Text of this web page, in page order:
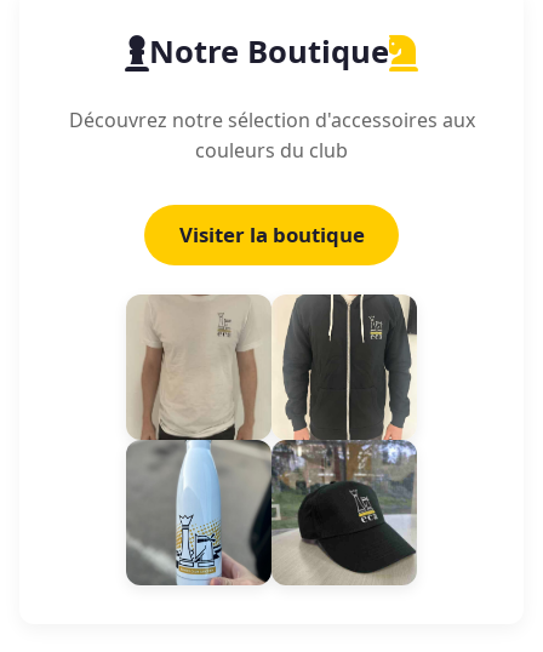
Notre Boutique
Découvrez notre sélection d'accessoires aux
couleurs du club
Visiter la boutique